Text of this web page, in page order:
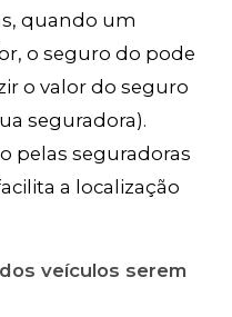
quando um
o seguro do pode
o valor do seguro
seguradora).
pelas seguradoras
a localização
veículos serem